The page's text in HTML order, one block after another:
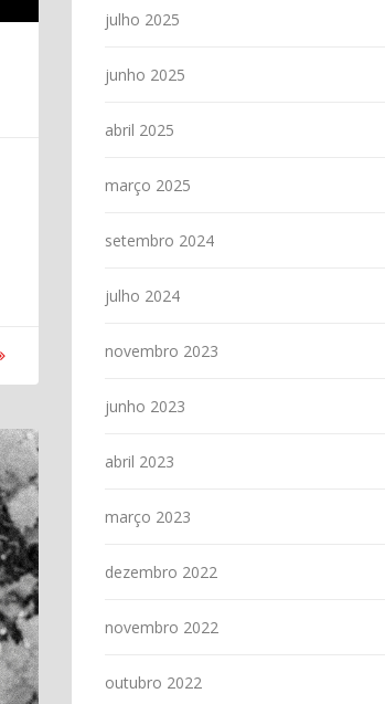
julho 2025
junho 2025
abril 2025
março 2025
setembro 2024
julho 2024
novembro 2023
junho 2023
abril 2023
março 2023
dezembro 2022
novembro 2022
outubro 2022